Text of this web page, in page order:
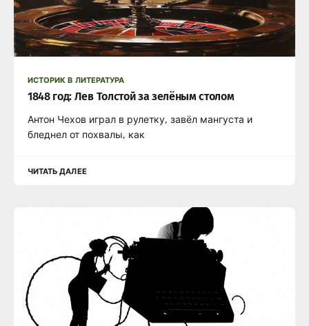
ИСТОРИК В ЛИТЕРАТУРА
1848 год: Лев Толстой за зелёным столом
Антон Чехов играл в рулетку, завёл мангуста и
бледнел от похвалы, как
ЧИТАТЬ ДАЛЕЕ